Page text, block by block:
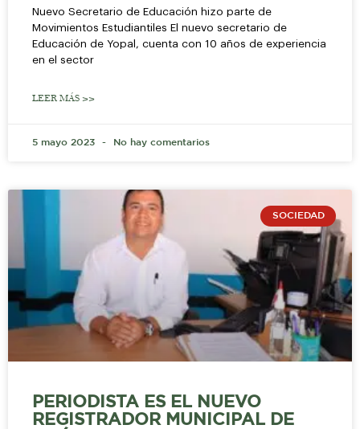
Nuevo Secretario de Educación hizo parte de
Movimientos Estudiantiles El nuevo secretario de
Educación de Yopal, cuenta con 10 años de experiencia
en el sector
LEER MÁS >>
5 mayo 2023 No hay comentarios
SOCIEDAD
PERIODISTA ES EL NUEVO
REGISTRADOR MUNICIPAL DE